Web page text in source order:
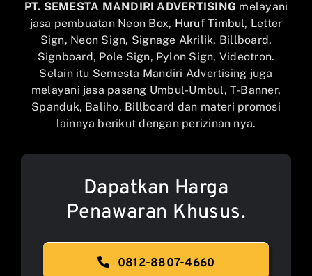
PT. SEMESTA MANDIRI ADVERTISING melayani
jasa pembuatan Neon Box, Huruf Timbul, Letter
Sign, Neon Sign, Signage Akrilik, Billboard,
Signboard, Pole Sign, Pylon Sign, Videotron.
Selain itu Semesta Mandiri Advertising juga
melayani jasa pasang Umbul-Umbul, T-Banner,
Spanduk, Baliho, Billboard dan materi promosi
lainnya berikut dengan perizinan nya.
Dapatkan Harga
Penawaran Khusus.
0812-8807-4660